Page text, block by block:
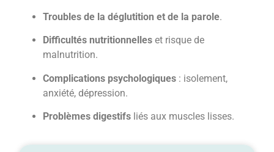
Troubles de la déglutition et de la parole.
Difficultés nutritionnelles et risque de
malnutrition.
Complications psychologiques : isolement,
anxiété, dépression.
Problèmes digestifs liés aux muscles lisses.